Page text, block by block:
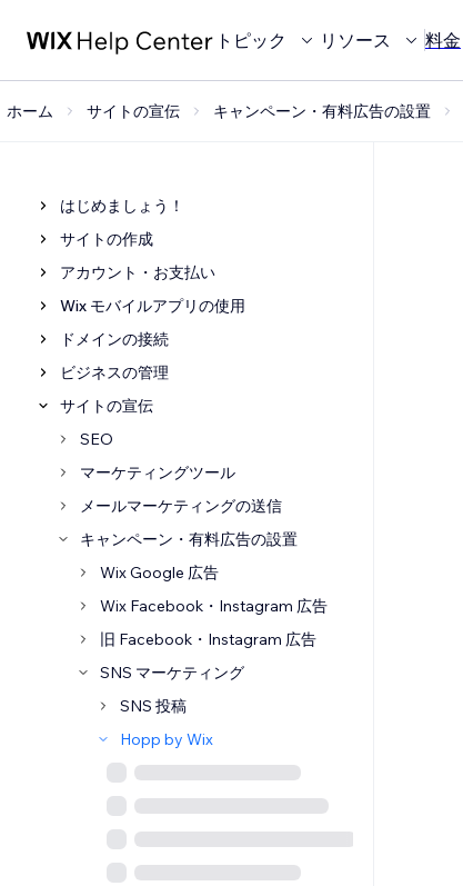
トピック リソース 料金
ホーム サイトの宣伝 キャンペーン・有料広告の設置
はじめましょう！
サイトの作成
アカウント・お支払い
Wix モバイルアプリの使用
ドメインの接続
ビジネスの管理
サイトの宣伝
SEO
マーケティングツール
メールマーケティングの送信
キャンペーン・有料広告の設置
Wix Google 広告
Wix Facebook・Instagram 広告
旧 Facebook・Instagram 広告
SNS マーケティング
SNS 投稿
Hopp by Wix